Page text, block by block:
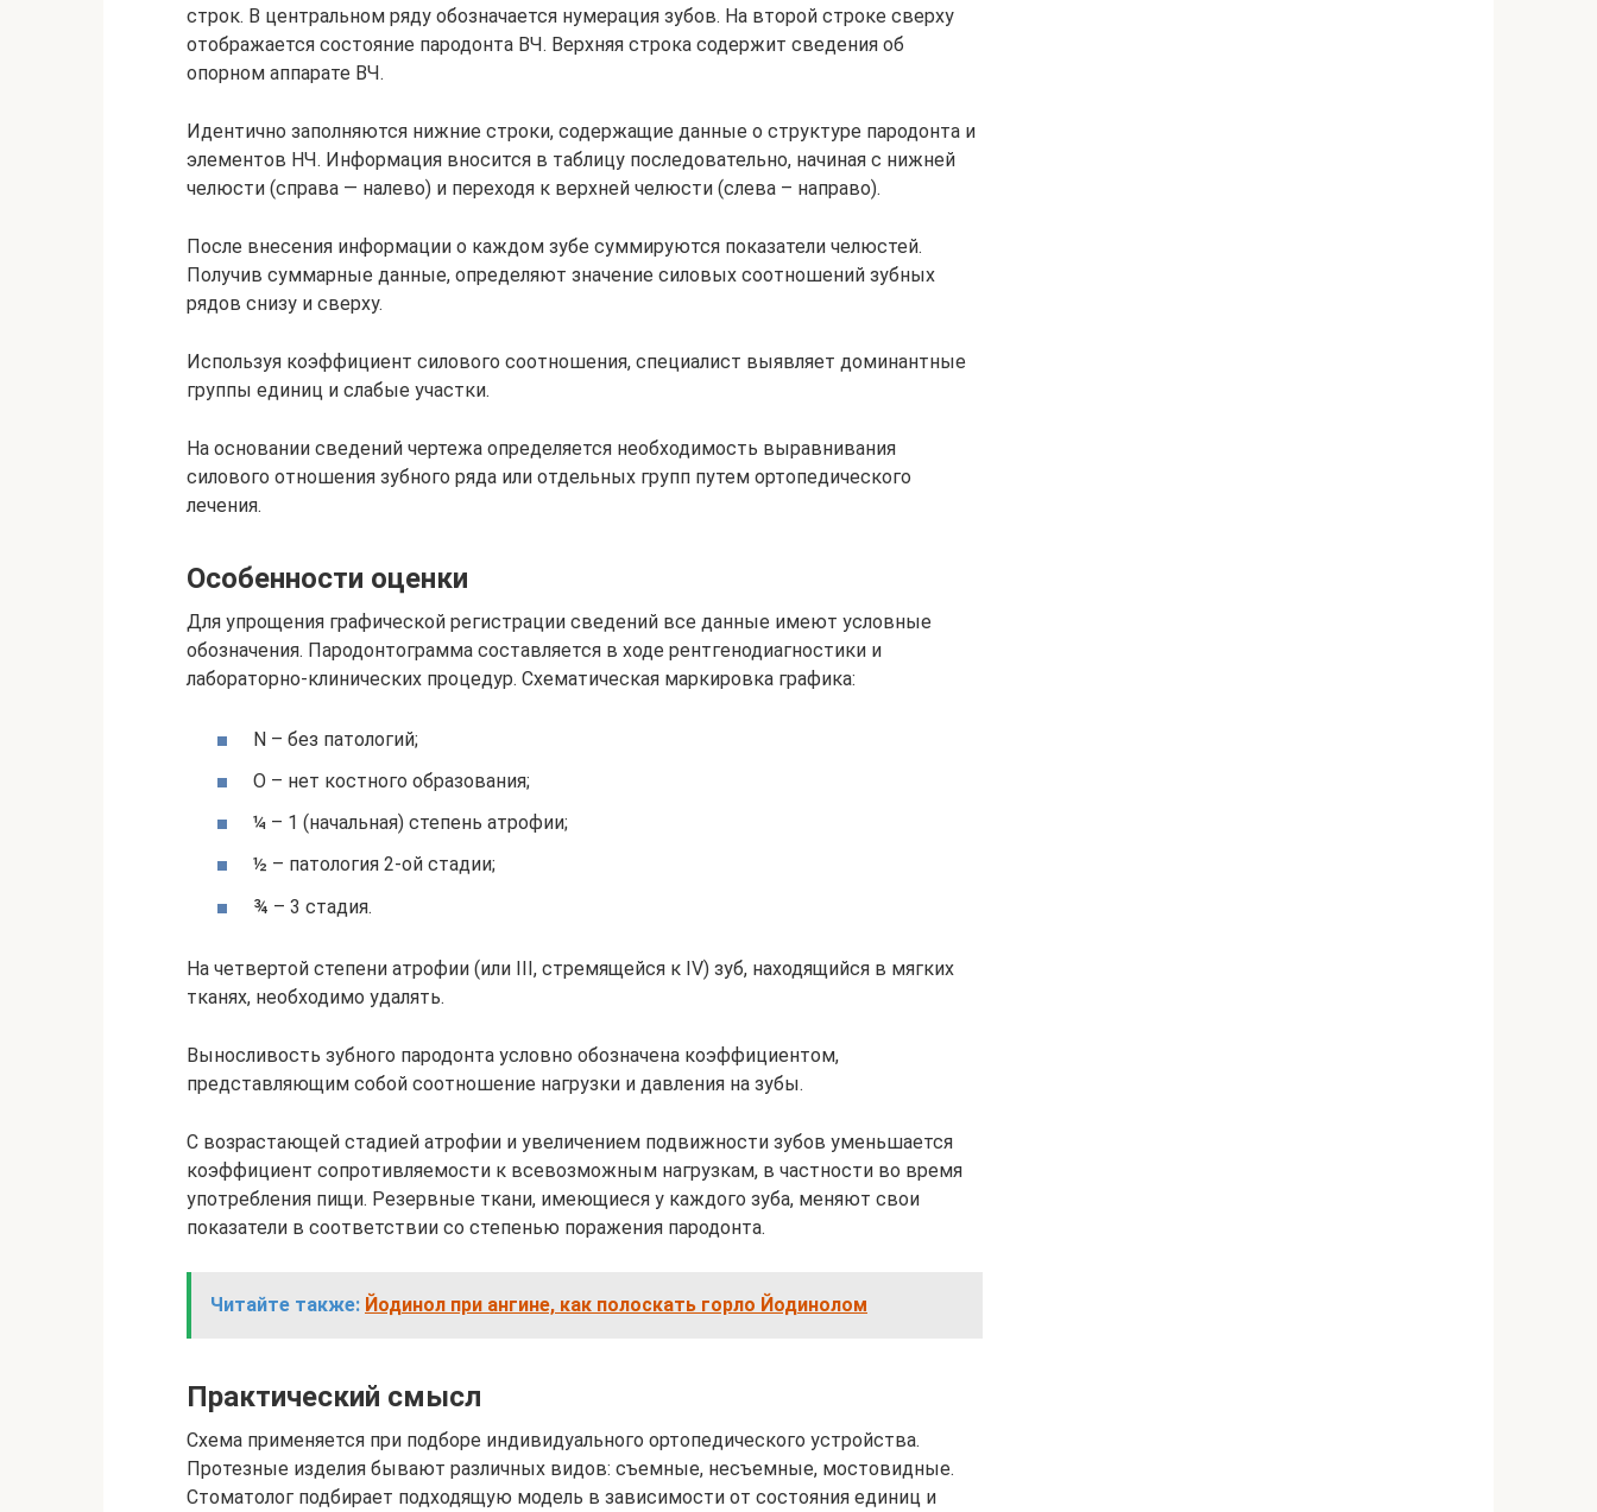
строк. В центральном ряду обозначается нумерация зубов. На второй строке сверху
отображается состояние пародонта ВЧ. Верхняя строка содержит сведения об
опорном аппарате ВЧ.
Идентично заполняются нижние строки, содержащие данные о структуре пародонта и
элементов НЧ. Информация вносится в таблицу последовательно, начиная с нижней
челюсти (справа — налево) и переходя к верхней челюсти (слева – направо).
После внесения информации о каждом зубе суммируются показатели челюстей.
Получив суммарные данные, определяют значение силовых соотношений зубных
рядов снизу и сверху.
Используя коэффициент силового соотношения, специалист выявляет доминантные
группы единиц и слабые участки.
На основании сведений чертежа определяется необходимость выравнивания
силового отношения зубного ряда или отдельных групп путем ортопедического
лечения.
Особенности оценки
Для упрощения графической регистрации сведений все данные имеют условные
обозначения. Пародонтограмма составляется в ходе рентгенодиагностики и
лабораторно-клинических процедур. Схематическая маркировка графика:
N – без патологий;
О – нет костного образования;
¼ – 1 (начальная) степень атрофии;
½ – патология 2-ой стадии;
¾ – 3 стадия.
На четвертой степени атрофии (или III, стремящейся к IV) зуб, находящийся в мягких
тканях, необходимо удалять.
Выносливость зубного пародонта условно обозначена коэффициентом,
представляющим собой соотношение нагрузки и давления на зубы.
С возрастающей стадией атрофии и увеличением подвижности зубов уменьшается
коэффициент сопротивляемости к всевозможным нагрузкам, в частности во время
употребления пищи. Резервные ткани, имеющиеся у каждого зуба, меняют свои
показатели в соответствии со степенью поражения пародонта.
Читайте также: Йодинол при ангине, как полоскать горло Йодинолом
Практический смысл
Схема применяется при подборе индивидуального ортопедического устройства.
Протезные изделия бывают различных видов: съемные, несъемные, мостовидные.
Стоматолог подбирает подходящую модель в зависимости от состояния единиц и